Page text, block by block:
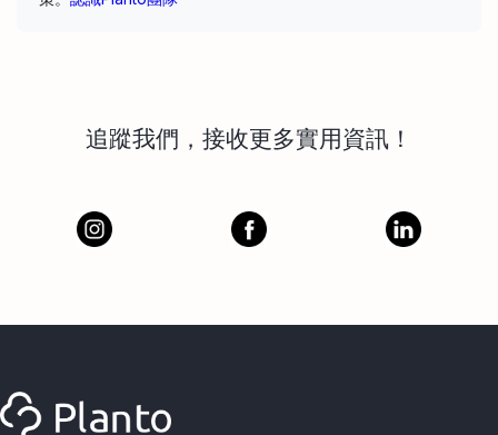
追蹤我們，接收更多實用資訊！